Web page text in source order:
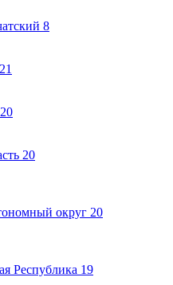
8
21
20
20
округ 20
Республика 19